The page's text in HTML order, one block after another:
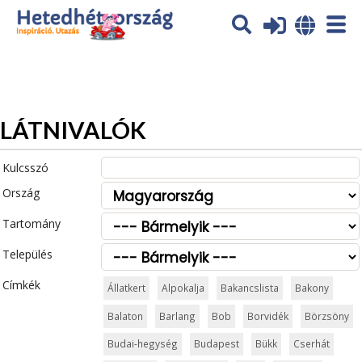
Az oldal sütiket (cookies) használ. További tájékoztatás itt:
Adatvédelmi tájékoztató
LÁTNIVALÓK
Kulcsszó
Ország
Tartomány
Település
Címkék
Állatkert Alpokalja Bakancslista Bakony
Balaton Barlang Bob Borvidék Börzsöny
Budai-hegység Budapest Bükk Cserhát